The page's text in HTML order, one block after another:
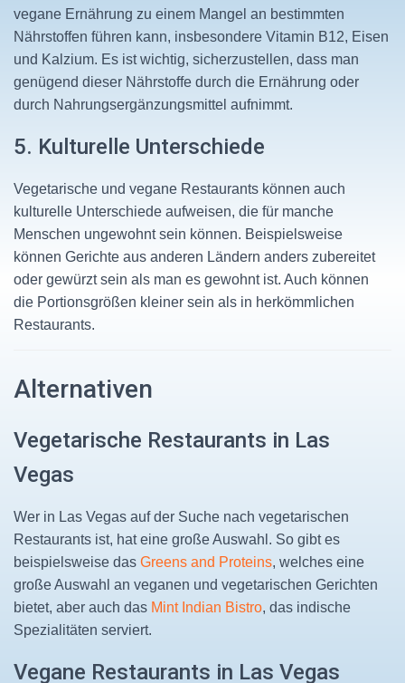
vegane Ernährung zu einem Mangel an bestimmten
Nährstoffen führen kann, insbesondere Vitamin B12, Eisen
und Kalzium. Es ist wichtig, sicherzustellen, dass man
genügend dieser Nährstoffe durch die Ernährung oder
durch Nahrungsergänzungsmittel aufnimmt.
5. Kulturelle Unterschiede
Vegetarische und vegane Restaurants können auch
kulturelle Unterschiede aufweisen, die für manche
Menschen ungewohnt sein können. Beispielsweise
können Gerichte aus anderen Ländern anders zubereitet
oder gewürzt sein als man es gewohnt ist. Auch können
die Portionsgrößen kleiner sein als in herkömmlichen
Restaurants.
Alternativen
Vegetarische Restaurants in Las
Vegas
Wer in Las Vegas auf der Suche nach vegetarischen
Restaurants ist, hat eine große Auswahl. So gibt es
beispielsweise das Greens and Proteins, welches eine
große Auswahl an veganen und vegetarischen Gerichten
bietet, aber auch das Mint Indian Bistro, das indische
Spezialitäten serviert.
Vegane Restaurants in Las Vegas